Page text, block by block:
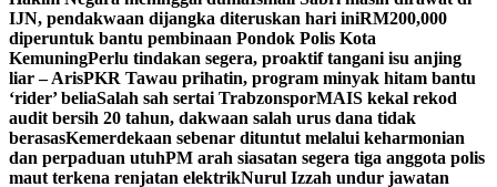
IJN, pendakwaan dijangka diteruskan hari iniRM200,000
diperuntuk bantu pembinaan Pondok Polis Kota
KemuningPerlu tindakan segera, proaktif tangani isu anjing
liar – ArisPKR Tawau prihatin, program minyak hitam bantu
‘rider’ beliaSalah sah sertai TrabzonsporMAIS kekal rekod
audit bersih 20 tahun, dakwaan salah urus dana tidak
berasasKemerdekaan sebenar dituntut melalui keharmonian
dan perpaduan utuhPM arah siasatan segera tiga anggota polis
maut terkena renjatan elektrikNurul Izzah undur jawatan